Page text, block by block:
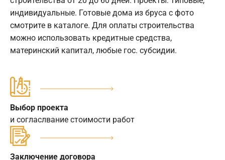
индивидуальные. Готовые дома из бруса с фото
смотрите в каталоге. Для оплаты строительства
можно использовать кредитные средства,
материнский капитал, любые гос. субсидии.
Выбор проекта
и согласлвание стоимости работ
Заключение договора